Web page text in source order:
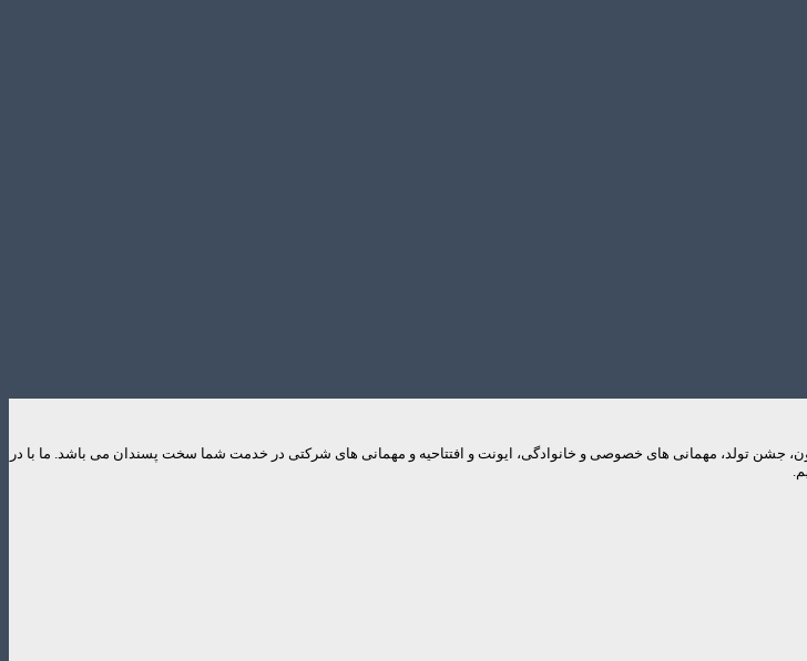
برون، جشن تولد، مهمانی های خصوصی و خانوادگی، ایونت و افتتاحیه و مهمانی های شرکتی در خدمت شما سخت پسندان می باشد. ما با در